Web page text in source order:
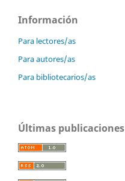
Información
Para lectores/as
Para autores/as
Para bibliotecarios/as
Últimas publicaciones